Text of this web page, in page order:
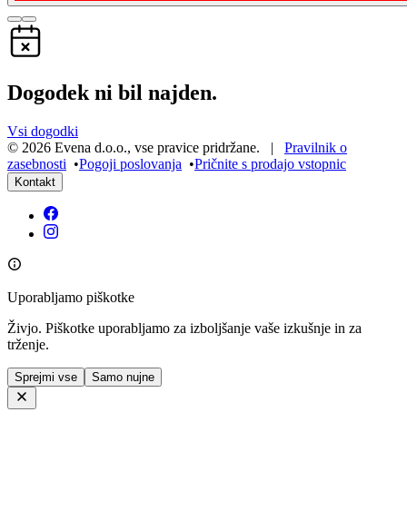
Dogodek ni bil najden.
Vsi dogodki
© 2026 Evena d.o.o., vse pravice pridržane. | Pravilnik o
zasebnosti •Pogoji poslovanja •Pričnite s prodajo vstopnic
Kontakt
Uporabljamo piškotke
Živjo. Piškotke uporabljamo za izboljšanje vaše izkušnje in za
trženje.
Sprejmi vse Samo nujne